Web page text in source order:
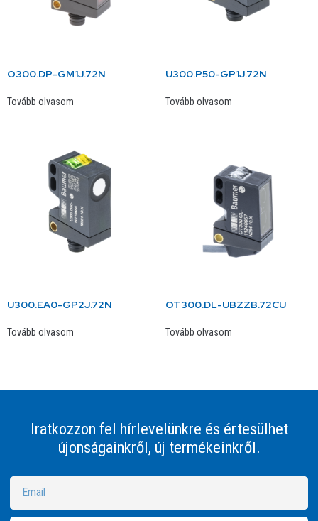
O300.DP-GM1J.72N
Tovább olvasom
U300.P50-GP1J.72N
Tovább olvasom
U300.EA0-GP2J.72N
Tovább olvasom
OT300.DL-UBZZB.72CU
Tovább olvasom
Iratkozzon fel hírlevelünkre és értesülhet
újonságainkről, új termékeinkről.